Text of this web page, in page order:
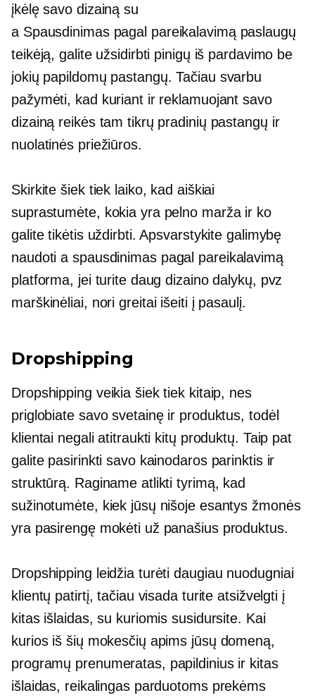
įkėlę savo dizainą su
a Spausdinimas pagal pareikalavimąpaslaugų
teikėją, galite užsidirbti pinigų iš pardavimo be
jokių papildomų pastangų. Tačiau svarbu
pažymėti, kad kuriant ir reklamuojant savo
dizainą reikės tam tikrų pradinių pastangų ir
nuolatinės priežiūros.
Skirkite šiek tiek laiko, kad aiškiai
suprastumėte, kokia yra pelno marža ir ko
galite tikėtis uždirbti. Apsvarstykite galimybę
naudoti aspausdinimas pagal pareikalavimą
platforma, jei turite daug dizaino dalykų, pvz
marškinėliai, nori greitai išeiti į pasaulį.
Dropshipping
Dropshipping veikia šiek tiek kitaip, nes
priglobiate savo svetainę ir produktus, todėl
klientai negali atitraukti kitų produktų. Taip pat
galite pasirinkti savo kainodaros parinktis ir
struktūrą. Raginame atlikti tyrimą, kad
sužinotumėte, kiek jūsų nišoje esantys žmonės
yra pasirengę mokėti už panašius produktus.
Dropshipping leidžia turėti daugiau nuodugniai
klientų patirtį, tačiau visada turite atsižvelgti į
kitas išlaidas, su kuriomis susidursite. Kai
kurios iš šių mokesčių apims jūsų domeną,
programų prenumeratas, papildinius ir kitas
išlaidas, reikalingas parduotoms prekėms